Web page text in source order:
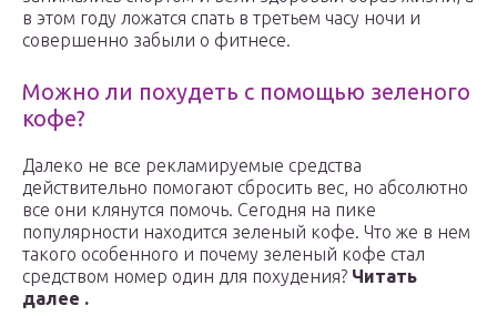
в этом году ложатся спать в третьем часу ночи и
совершенно забыли о фитнесе.
Можно ли похудеть с помощью зеленого
кофе?
Далеко не все рекламируемые средства
действительно помогают сбросить вес, но абсолютно
все они клянутся помочь. Сегодня на пике
популярности находится зеленый кофе. Что же в нем
такого особенного и почему зеленый кофе стал
средством номер один для похудения? Читать
далее .